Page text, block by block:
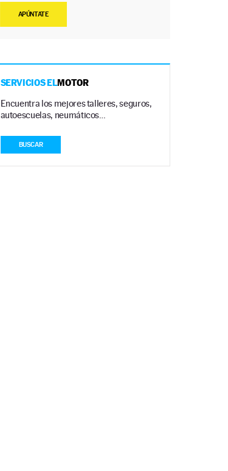
APÚNTATE
SERVICIOS ELMOTOR
Encuentra los mejores talleres, seguros,
autoescuelas, neumáticos…
BUSCAR